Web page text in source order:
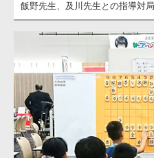
飯野先生、及川先生との指導対